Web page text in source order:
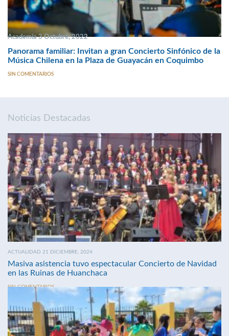
Academia 3 Octubre, 2022
Panorama familiar: Invitan a gran Concierto Sinfónico de la
Música Chilena en la Plaza de Guayacán en Coquimbo
SIN COMENTARIOS
Noticias Destacadas
ACTUALIDAD 21 DICIEMBRE, 2024
Masiva asistencia tuvo espectacular Concierto de Navidad
en las Ruinas de Huanchaca
SIN COMENTARIOS